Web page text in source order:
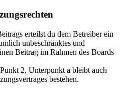
erteilst du dem Betreiber ein
unbeschränktes und
Beitrag im Rahmen des Boards
2, Unterpunkt a bleibt auch
bestehen.